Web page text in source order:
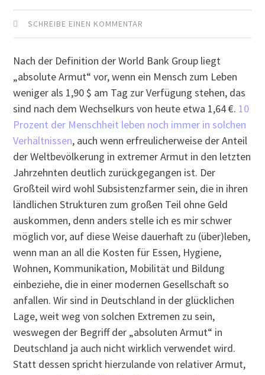
SCHREIBE EINEN KOMMENTAR
Nach der Definition der World Bank Group liegt
„absolute Armut“ vor, wenn ein Mensch zum Leben
weniger als 1,90 $ am Tag zur Verfügung stehen, das
sind nach dem Wechselkurs von heute etwa 1,64 €. 10
Prozent der Menschheit leben noch immer in solchen
Verhältnissen, auch wenn erfreulicherweise der Anteil
der Weltbevölkerung in extremer Armut in den letzten
Jahrzehnten deutlich zurückgegangen ist. Der
Großteil wird wohl Subsistenzfarmer sein, die in ihren
ländlichen Strukturen zum großen Teil ohne Geld
auskommen, denn anders stelle ich es mir schwer
möglich vor, auf diese Weise dauerhaft zu (über)leben,
wenn man an all die Kosten für Essen, Hygiene,
Wohnen, Kommunikation, Mobilität und Bildung
einbeziehe, die in einer modernen Gesellschaft so
anfallen. Wir sind in Deutschland in der glücklichen
Lage, weit weg von solchen Extremen zu sein,
weswegen der Begriff der „absoluten Armut“ in
Deutschland ja auch nicht wirklich verwendet wird.
Statt dessen spricht hierzulande von relativer Armut,